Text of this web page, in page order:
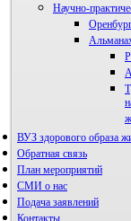
Научно-
ВУЗ здорового образа
Обратная связь
План мероприятий
СМИ о нас
Подача заявлений
Контакты